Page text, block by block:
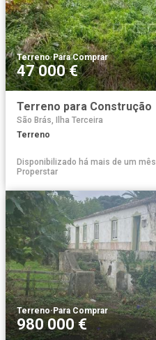
Terreno·Para Comprar
47 000 €
Terreno para Construção
São Brás, Ilha Terceira
Terreno
Disponibilizado há mais de um mês
Properstar
Terreno· Para Comprar
980 000 €